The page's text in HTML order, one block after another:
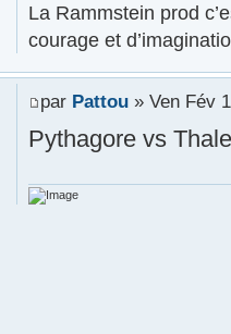
La Rammstein prod
courage et
par Pattou» Ven Fév
Pythagore vs